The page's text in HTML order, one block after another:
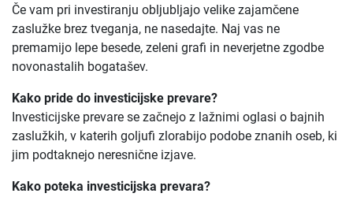
Če vam pri investiranju obljubljajo velike zajamčene
zaslužke brez tveganja, ne nasedajte. Naj vas ne
premamijo lepe besede, zeleni grafi in neverjetne zgodbe
novonastalih bogatašev.
Kako pride do investicijske prevare?
Investicijske prevare se začnejo z lažnimi oglasi o bajnih
zaslužkih, v katerih goljufi zlorabijo podobe znanih oseb, ki
jim podtaknejo neresnične izjave.
Kako poteka investicijska prevara?